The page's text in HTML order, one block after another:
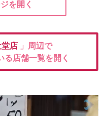
を開く
店 」周辺で
店舗一覧を開く